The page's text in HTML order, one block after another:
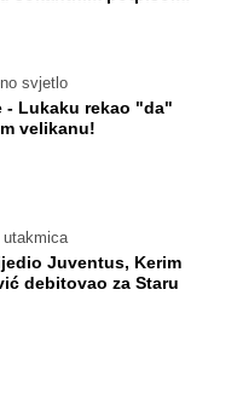
svjetlo
- Lukaku rekao "da"
velikanu!
Juventus, Kerim
debitovao za Staru